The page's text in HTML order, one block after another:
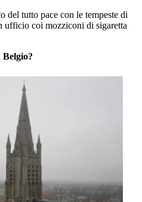
del tutto pace con le tempeste di
ufficio coi mozziconi di sigaretta